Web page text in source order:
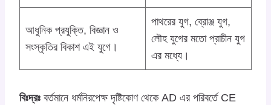
আধুনিক প্রযুক্তি, বিজ্ঞান ও
সংস্কৃতির বিকাশ এই যুগে।
পাথরের যুগ, ব্রোঞ্জ যুগ,
লৌহ যুগের মতো প্রাচীন যুগ
এর মধ্যে।
বিঃদ্রঃ বর্তমানে ধর্মনিরপেক্ষ দৃষ্টিকোণ থেকে AD এর পরিবর্তে CE